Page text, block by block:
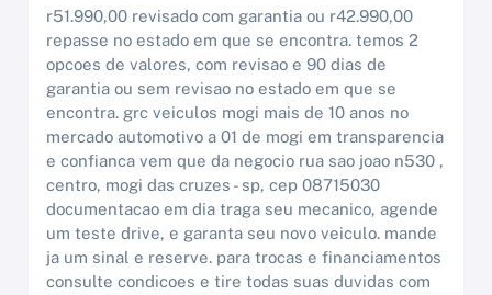
r51.990,00 revisado com garantia ou r42.990,00
repasse no estado em que se encontra. temos 2
opcoes de valores, com revisao e 90 dias de
garantia ou sem revisao no estado em que se
encontra. grc veiculos mogi mais de 10 anos no
mercado automotivo a 01 de mogi em transparencia
e confianca vem que da negocio rua sao joao n530 ,
centro, mogi das cruzes - sp, cep 08715030
documentacao em dia traga seu mecanico, agende
um teste drive, e garanta seu novo veiculo. mande
ja um sinal e reserve. para trocas e financiamentos
consulte condicoes e tire todas suas duvidas com